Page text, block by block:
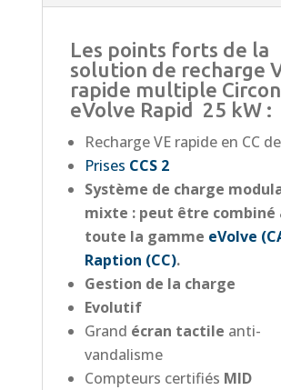
Les points forts de la
solution de recharge
rapide multiple
eVolve Rapid 25 kW :
Recharge VE rapide en CC de
Prises CCS 2
Système de charge
mixte : peut être combiné
toute la gamme eVolve
Raption (CC).
Gestion de la charge
Evolutif
Grand écran tactile anti-
vandalisme
Compteurs certifiés MID